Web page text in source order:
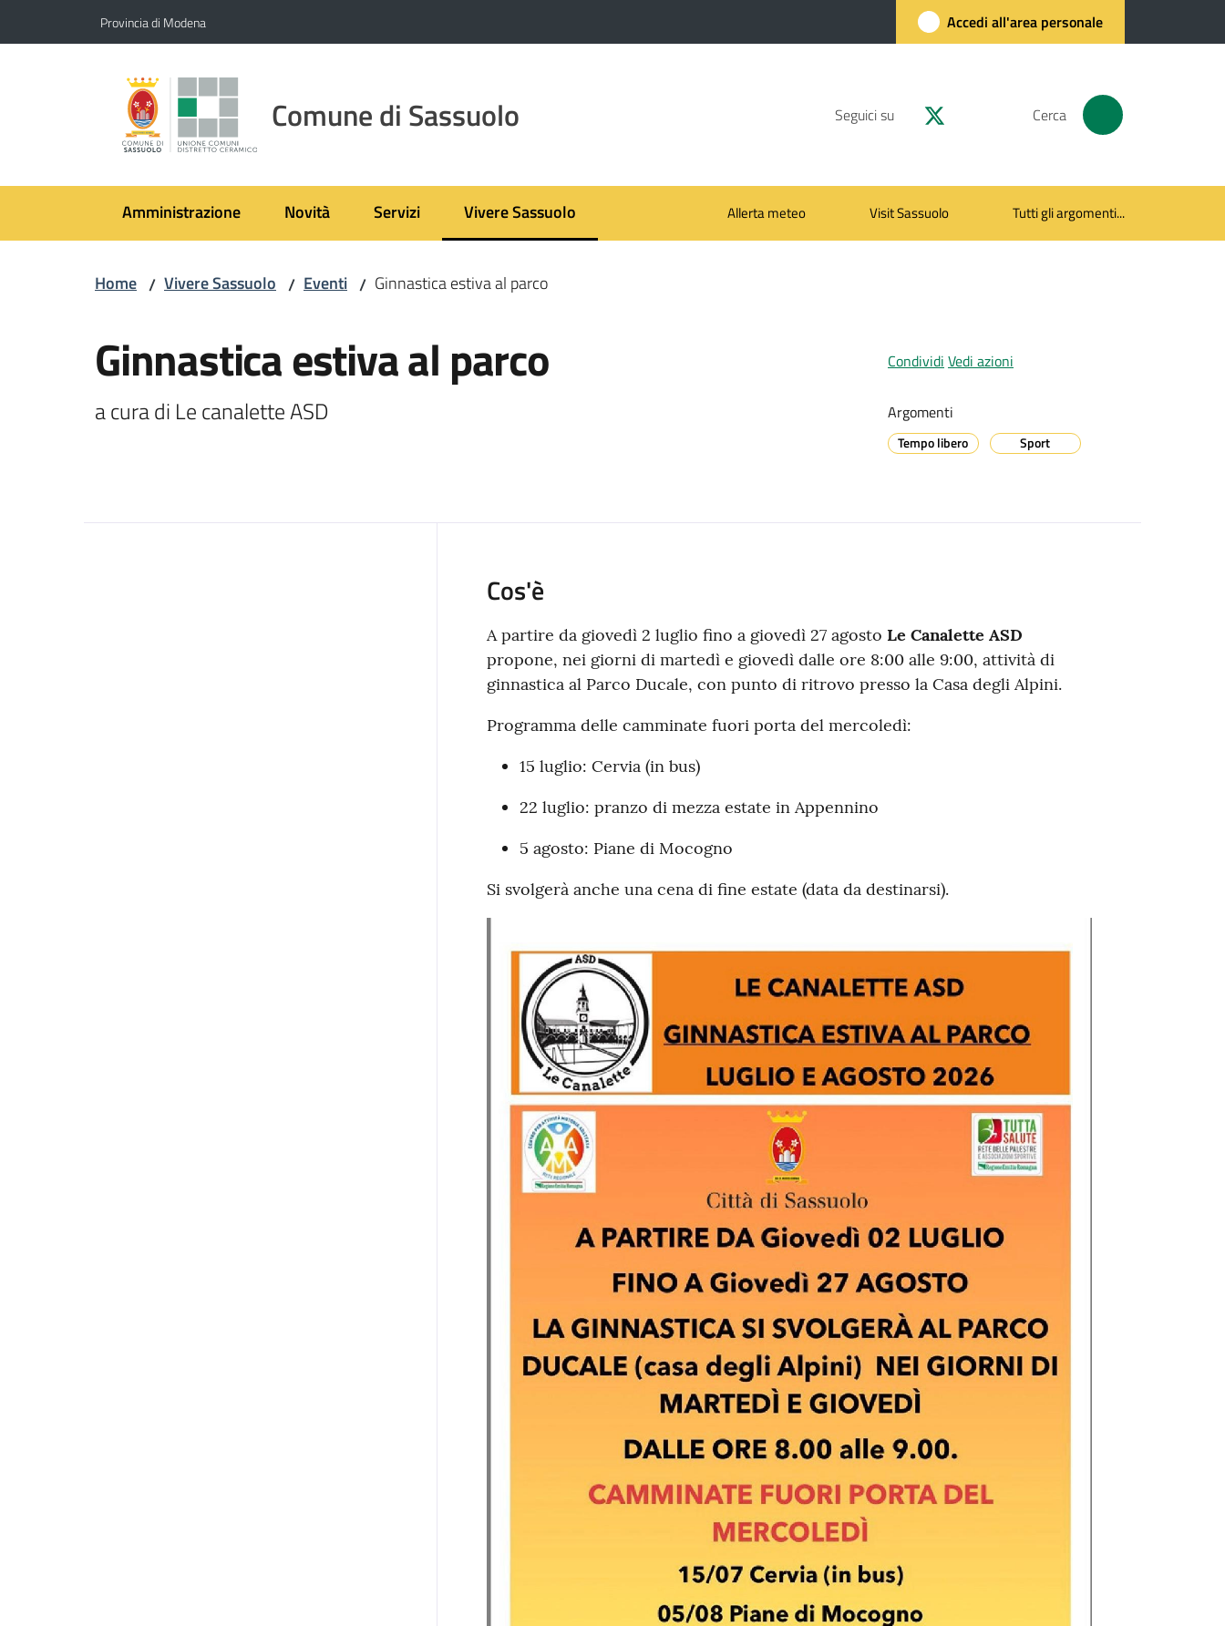
Provincia di Modena Accedi all'area personale
Comune di Sassuolo Seguici su Cerca
Amministrazione Novità Servizi Vivere Sassuolo
Menu selezionato Allerta meteo Visit Sassuolo Tutti gli argomenti...
Home / Vivere Sassuolo / Eventi / Ginnastica estiva al parco
Ginnastica estiva al parco
a cura di Le canalette ASD
Condividi Vedi azioni
Argomenti
Tempo libero Sport
Cos'è
A partire da giovedì 2 luglio fino a giovedì 27 agosto Le Canalette ASD
propone, nei giorni di martedì e giovedì dalle ore 8:00 alle 9:00, attività di
ginnastica al Parco Ducale, con punto di ritrovo presso la Casa degli Alpini.
Programma delle camminate fuori porta del mercoledì:
15 luglio: Cervia (in bus)
22 luglio: pranzo di mezza estate in Appennino
5 agosto: Piane di Mocogno
Si svolgerà anche una cena di fine estate (data da destinarsi).